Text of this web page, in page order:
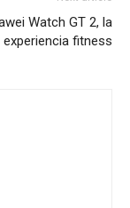
Watch GT 2, la
experiencia fitness